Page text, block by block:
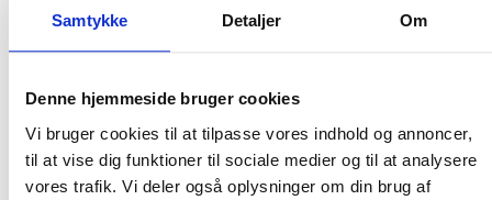
Samtykke Detaljer Om
Denne hjemmeside bruger cookies
Vi bruger cookies til at tilpasse vores indhold og annoncer,
til at vise dig funktioner til sociale medier og til at analysere
vores trafik. Vi deler også oplysninger om din brug af
Vælg muligheder Vælg muligheder